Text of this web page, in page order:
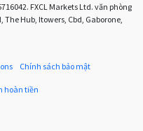
Cắt lỗ
FXCL Markets Ltd. văn phòng
Hub, Itowers, Cbd, Gaborone,
Chính sách bảo mật
hoàn tiền